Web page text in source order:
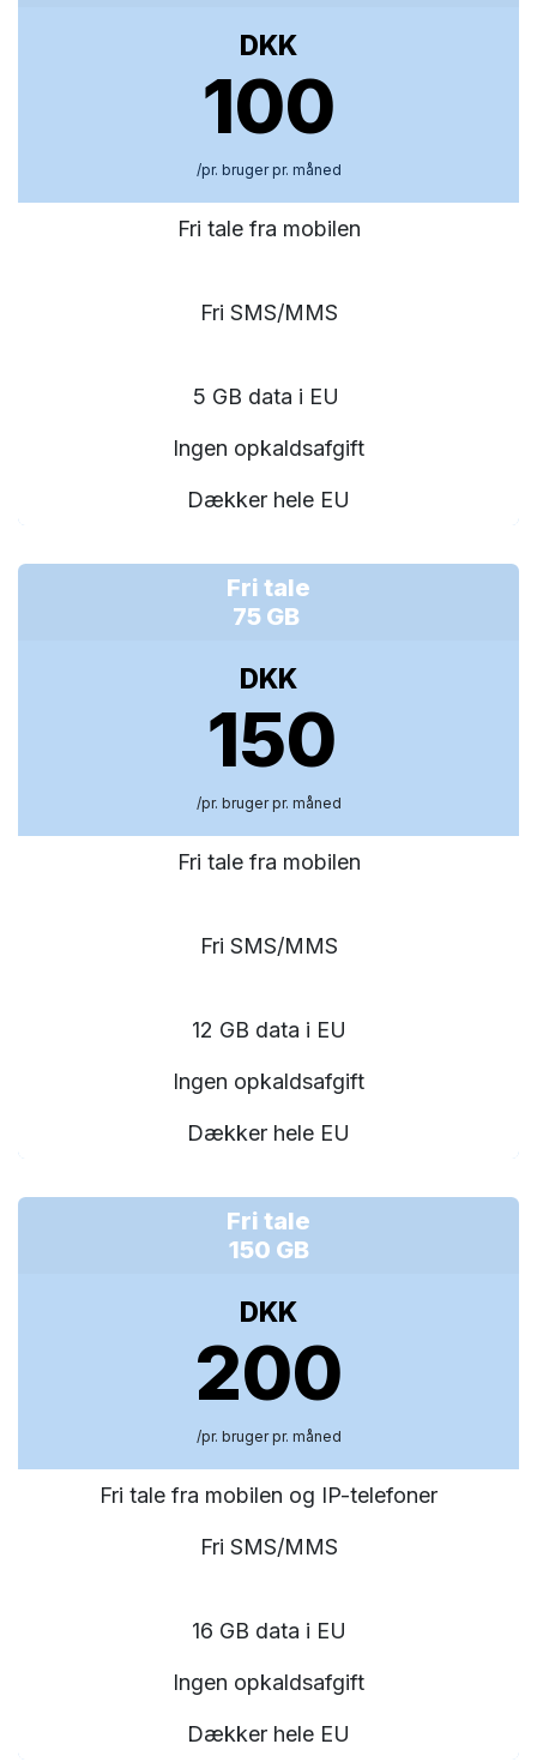
DKK
100
/pr. bruger pr. måned
Fri tale fra mobilen
Fri SMS/MMS
5 GB data i EU
Ingen opkaldsafgift
Dækker hele EU
Fri tale
75 GB
DKK
150
/pr. bruger pr. måned
Fri tale fra mobilen
Fri SMS/MMS
12 GB data i EU
Ingen opkaldsafgift
Dækker hele EU
Fri tale
150 GB
DKK
200
/pr. bruger pr. måned
Fri tale fra mobilen og IP-telefoner
Fri SMS/MMS
16 GB data i EU
Ingen opkaldsafgift
Dækker hele EU